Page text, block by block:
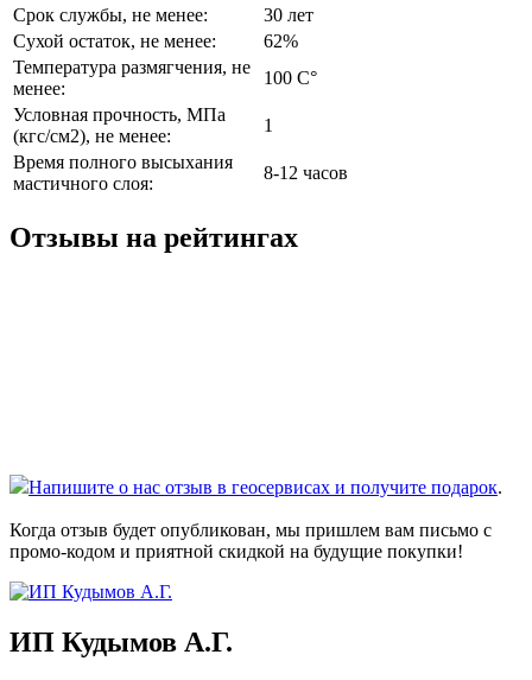
Срок службы, не менее:
30 лет
Сухой остаток, не менее:
62%
Температура размягчения, не
менее:
100 C°
Условная прочность, МПа
(кгс/см2), не менее:
1
Время полного высыхания
мастичного слоя:
8-12 часов
Отзывы на рейтингах
Напишите о нас отзыв в геосервисах и получите подарок.
Когда отзыв будет опубликован, мы пришлем вам письмо с
промо-кодом и приятной скидкой на будущие покупки!
ИП Кудымов А.Г.